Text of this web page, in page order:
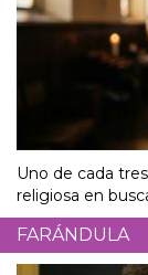
Uno de cada
religiosa en
FARÁNDULA